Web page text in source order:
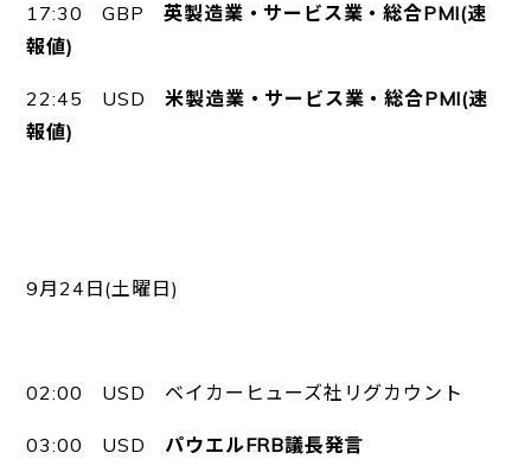
17:30 GBP英製造業・サービス業・総合PMI(速
報値)
22:45 USD米製造業・サービス業・総合PMI(速
報値)
9月24日(土曜日)
02:00 USD ベイカーヒューズ社リグカウント
03:00 USD パウエルFRB議長発言